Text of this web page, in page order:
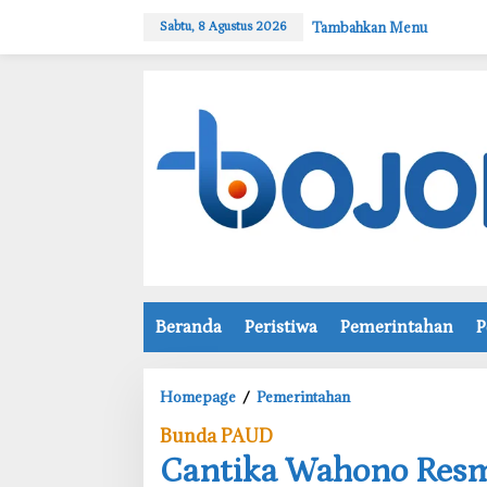
w
Sabtu, 8 Agustus 2026 Tambahkan Menu
Beranda Peristiwa Pemerintahan
Homepage / Pemerintahan
n
Bunda PAUD
‎Cantika Wahono